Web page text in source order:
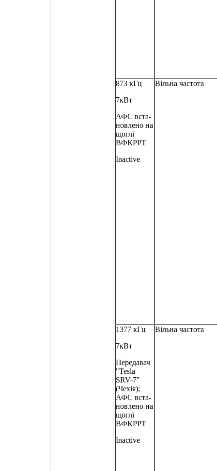
873 кГц
7кВт
АФС вста-
новлено на
щоглі
ВФКРРТ
Inactive
Вільна частота
1377 кГц
7кВт
Передавач
"Tesla
SRV-7"
(Чехія);
АФС вста-
новлено на
щоглі
ВФКРРТ
Inactive
Вільна частота